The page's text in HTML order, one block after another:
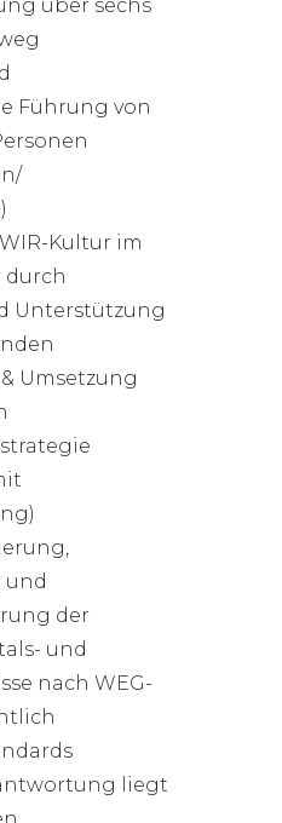
über sechs
Führung von
Kultur im
durch
Unterstützung
Umsetzung
und
der
und
nach WEG-
liegt